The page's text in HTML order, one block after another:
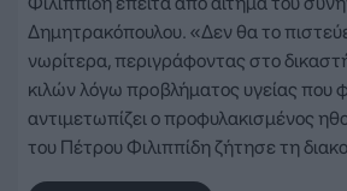
Δημητρακόπουλου. «Δεν θα το
νωρίτερα, περιγράφοντας στο
κιλών λόγω πρoβλήματος υγείας που
αντιμετωπίζει ο προφυλακισμένος
του Πέτρου Φιλιππίδη ζήτησε τη